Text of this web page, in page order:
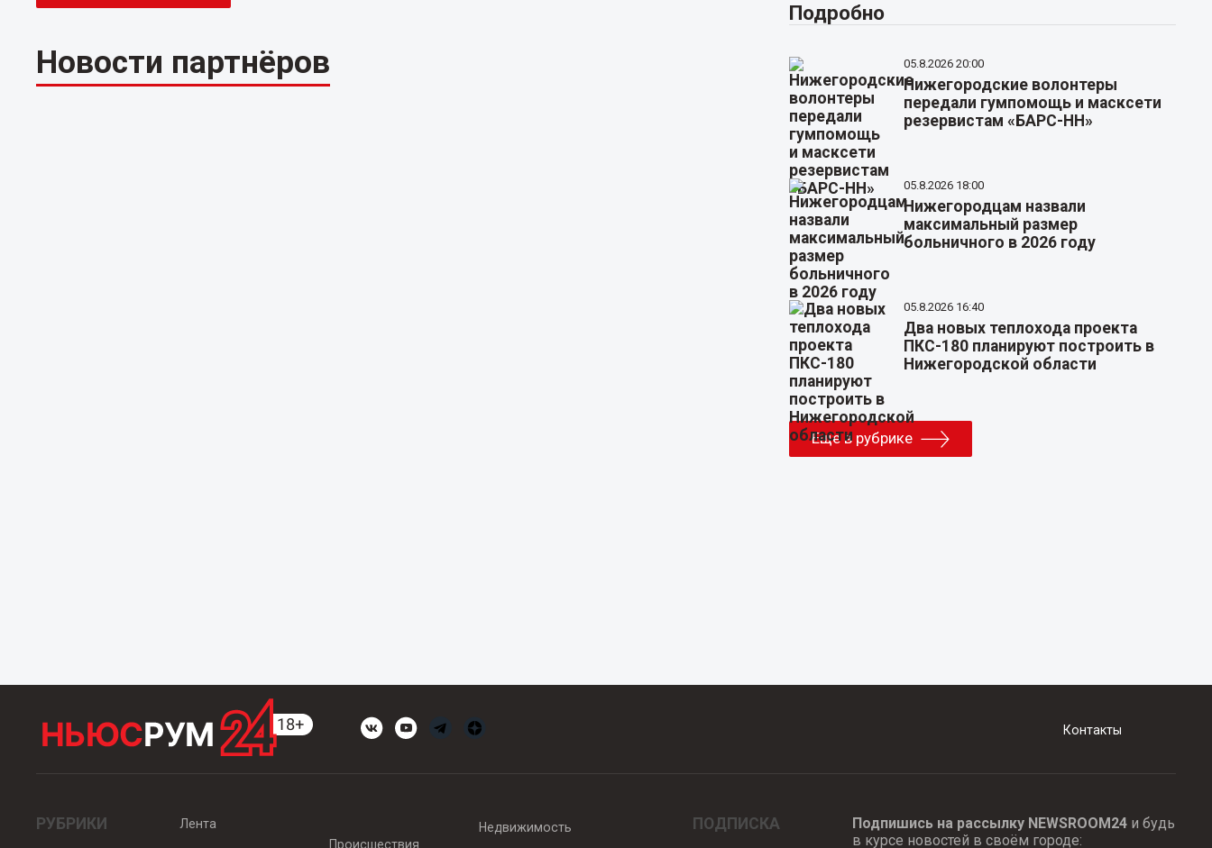
Новости партнёров
Подробно
05.8.2026 20:00
Нижегородские волонтеры
передали гумпомощь и масксети
резервистам «БАРС-НН»
05.8.2026 18:00
Нижегородцам назвали
максимальный размер
больничного в 2026 году
05.8.2026 16:40
Два новых теплохода проекта
ПКС-180 планируют построить в
Нижегородской области
Еще в рубрике
Контакты
РУБРИКИ
Лента
Происшествия
Недвижимость ПОДПИСКА Подпишись на рассылку NEWSROOM24и будь
в курсе новостей в своём городе: